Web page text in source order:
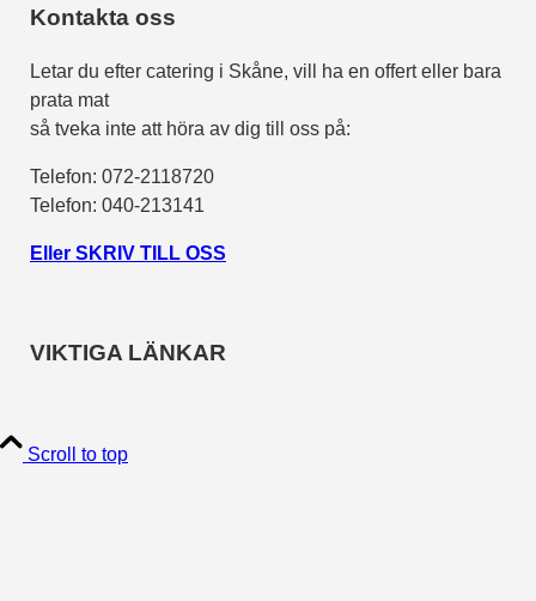
Kontakta oss
Letar du efter catering i Skåne, vill ha en offert eller bara
prata mat
så tveka inte att höra av dig till oss på:
Telefon: 072-2118720
Telefon: 040-213141
Eller SKRIV TILL OSS
VIKTIGA LÄNKAR
Scroll to top